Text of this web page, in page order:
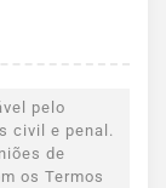
pelo
civil e penal.
de
os Termos